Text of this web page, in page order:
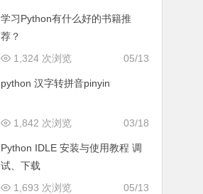
学习Python有什么好的书籍推
荐？
05/13
1,324 次浏览
python 汉字转拼音pinyin
03/18
1,842 次浏览
Python IDLE 安装与使用教程 调
试、下载
05/13
1,693 次浏览